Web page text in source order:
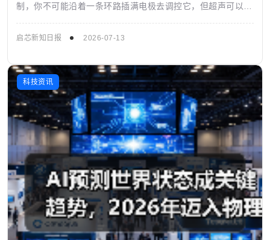
制，你不可能沿着一条环路插满电极去调控它，但超声可以做
启芯新知日报 2026-07-13
科技资讯